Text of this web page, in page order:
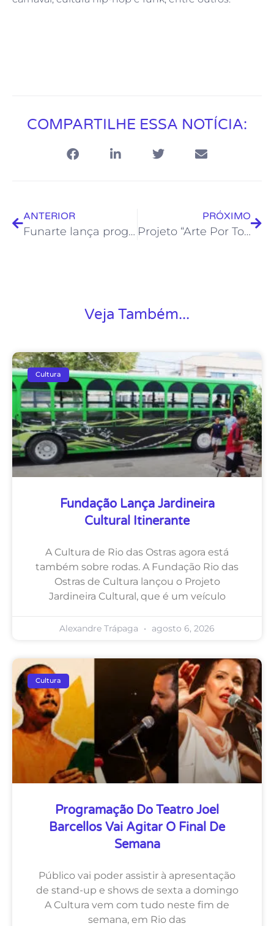
COMPARTILHE ESSA NOTÍCIA:
ANTERIOR
Funarte lança programas de fomento às artes
PRÓXIMO
Projeto “Arte Por Toda Parte” chega a Mar do Norte com Oficina de Bordado e Customização de Roupas
Veja Também...
Cultura
Fundação Lança Jardineira
Cultural Itinerante
A Cultura de Rio das Ostras agora está
também sobre rodas. A Fundação Rio das
Ostras de Cultura lançou o Projeto
Jardineira Cultural, que é um veículo
Alexandre Trápaga agosto 6, 2026
Cultura
Programação Do Teatro Joel
Barcellos Vai Agitar O Final De
Semana
Público vai poder assistir à apresentação
de stand-up e shows de sexta a domingo
A Cultura vem com tudo neste fim de
semana, em Rio das